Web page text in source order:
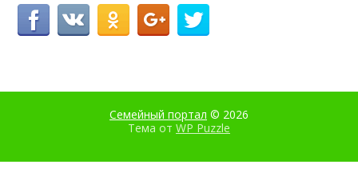
Семейный портал © 2026
Тема от WP Puzzle